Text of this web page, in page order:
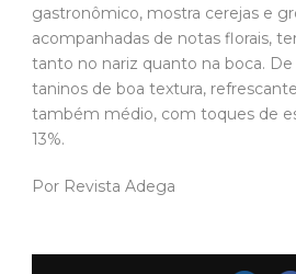
gastronômico, mostra cerejas e
acompanhadas de notas florais,
tanto no nariz quanto na boca.
taninos de boa textura,
também médio, com toques de
13%.
Por Revista Adega